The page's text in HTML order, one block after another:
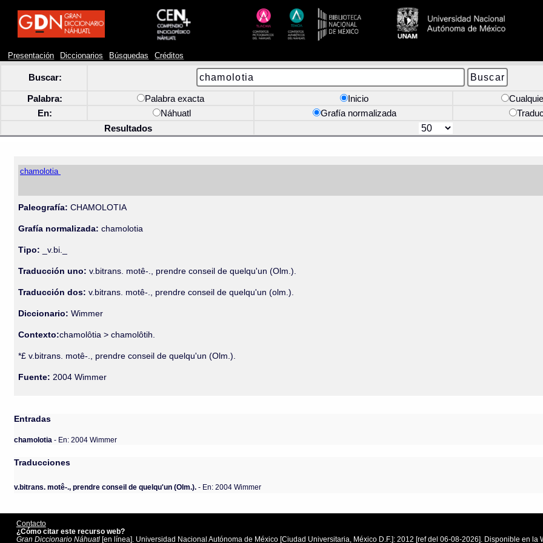
Presentación Diccionarios Búsquedas Créditos
Buscar:
Palabra: Palabra exacta Inicio
En:
Náhuatl Grafía normalizada
Resultados
chamolotia
Paleografía: CHAMOLOTIA
Grafía normalizada: chamolotia
Tipo: _v.bi._
Traducción uno: v.bitrans. motê-., prendre conseil de quelqu'un (Olm.).
Traducción dos: v.bitrans. motê-., prendre conseil de quelqu'un (olm.).
Diccionario:Wimmer
Contexto:chamolôtia > chamolôtih.
*£ v.bitrans. motê-., prendre conseil de quelqu'un (Olm.).
Fuente: 2004 Wimmer
Entradas
chamolotia- En: 2004 Wimmer
Traducciones
v.bitrans. motê-., prendre conseil de quelqu'un (Olm.). - En: 2004 Wimmer
Contacto
¿Cómo citar este recurso web?
Gran Diccionario Náhuatl[en línea]. Universidad Nacional Autónoma de México [Ciudad Universitaria, México D.F.]: 2012 [ref del 06-08-2026]. Disponible en la